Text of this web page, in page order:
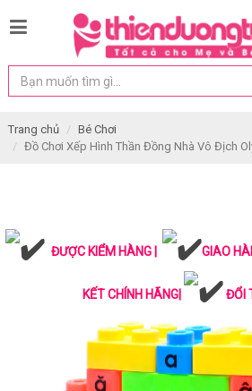
Trang chủ
Bé Chơi
Đồ Chơi Xếp Hình Thần Đồng Nhà Vô Địch
ĐƯỢC KIỂM HÀNG | GIAO
KẾT CHÍNH HÃNG| ĐỔI